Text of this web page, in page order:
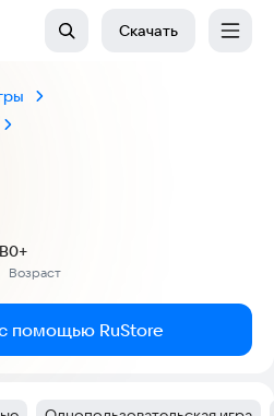
Скачать
Возраст
0+
помощью RuStore